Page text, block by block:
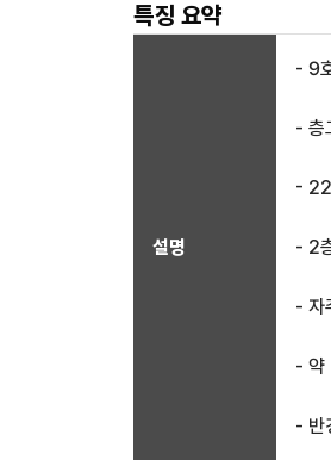
특징 요약
설명
- 9
- 층
- 22
- 2
- 자
- 약
- 반